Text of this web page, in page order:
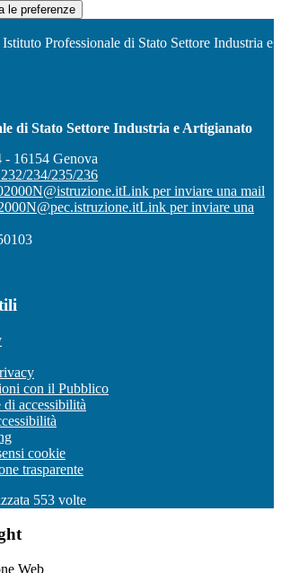
le preferenze
Istituto Professionale di Stato Settore Industria e
di Stato Settore Industria e Artigianato
- 16154 Genova
234/235/236
Link per inviare una mail
Link per inviare una
con il Pubblico
accessibilità
cookie
trasparente
553 volte